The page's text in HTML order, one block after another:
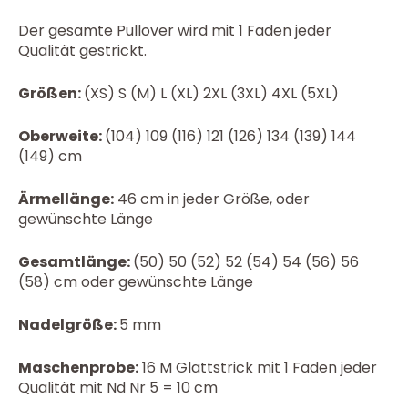
Der gesamte Pullover wird mit 1 Faden jeder
Qualität gestrickt.
Größen:(XS) S (M) L (XL) 2XL (3XL) 4XL (5XL)
Oberweite:(104) 109 (116) 121 (126) 134 (139) 144
(149) cm
Ärmellänge: 46 cm in jeder Größe, oder
gewünschte Länge
Gesamtlänge:(50) 50 (52) 52 (54) 54 (56) 56
(58) cm oder gewünschte Länge
Nadelgröße:5 mm
Maschenprobe:16 M Glattstrick mit 1 Faden jeder
Qualität mit Nd Nr 5 = 10 cm